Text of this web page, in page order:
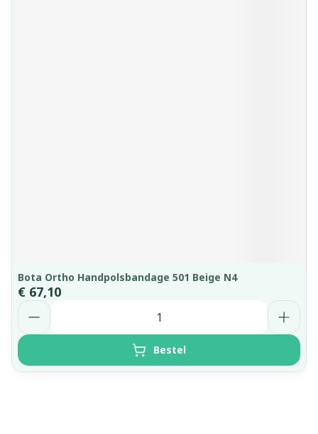
Bota Ortho Handpolsbandage 501 Beige N4
€ 67,10
Aantal
Bestel